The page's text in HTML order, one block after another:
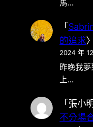
馬…
「
的追求
2024 年
昨晚我
上…
「 張小
不分場